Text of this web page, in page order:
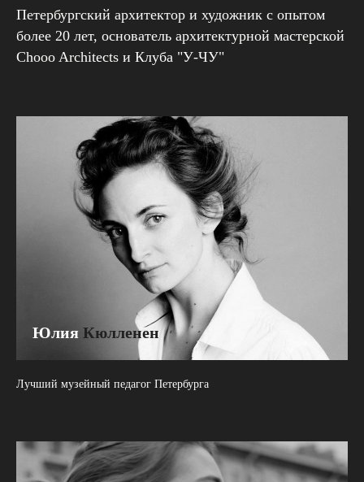
Петербургский архитектор и художник с опытом
более 20 лет, основатель архитектурной мастерской
Chooo Architects и Клуба "У-ЧУ"
Юлия Кюлленен
Лучший музейный педагог Петербурга